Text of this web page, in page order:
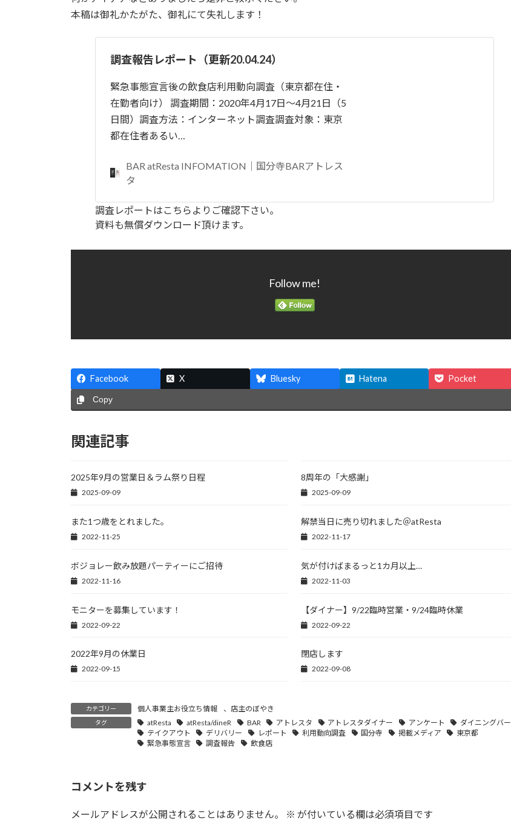
本稿は御礼かたがた、御礼にて失礼します！
調査報告レポート（更新20.04.24）
緊急事態宣言後の飲食店利用動向調査（東京都在住・
在勤者向け） 調査期間：2020年4月17日～4月21日（5
日間）調査方法：インターネット調査調査対象：東京
都在住者あるい…
BAR atResta INFOMATION｜国分寺BARアトレス
タ
調査レポートはこちらよりご確認下さい。
資料も無償ダウンロード頂けます。
Follow me!
Facebook X Bluesky Hatena Pocket
Copy
関連記事
2025年9月の営業日＆ラム祭り日程
2025-09-09
8周年の「大感謝」
2025-09-09
また1つ歳をとれました。
2022-11-25
解禁当日に売り切れました＠atResta
2022-11-17
ボジョレー飲み放題パーティーにご招待
2022-11-16
気が付けばまるっと1カ月以上…
2022-11-03
モニターを募集しています！
2022-09-22
【ダイナー】9/22臨時営業・9/24臨時休業
2022-09-22
2022年9月の休業日
2022-09-15
閉店します
2022-09-08
カテゴリー 個人事業主お役立ち情報 、 店主のぼやき
タグ atResta atResta/dineR BAR アトレスタ アトレスタダイナー アンケート
ダイニングバー
テイクアウト
デリバリー レポート 利用動向調査 国分寺 掲載メディア
東京都
緊急事態宣言
調査報告 飲食店
コメントを残す
メールアドレスが公開されることはありません。 ※ が付いている欄は必須項目です